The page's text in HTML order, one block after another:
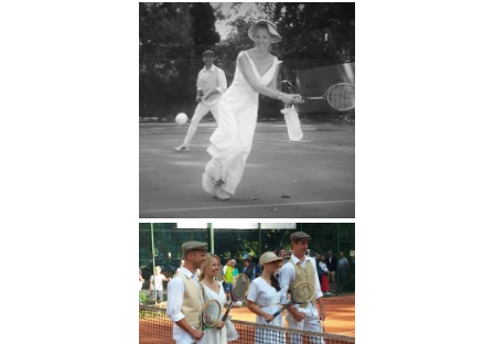
Kapcsolat – Stamina Sportruházat